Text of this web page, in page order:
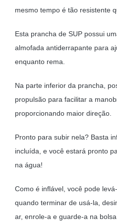
mesmo tempo é tão resistente
Esta prancha de SUP possui
almofada antiderrapante para
enquanto rema.
Na parte inferior da prancha,
propulsão para facilitar a
proporcionando maior direção.
Pronto para subir nela? Basta
incluída, e você estará pronto
na água!
Como é inflável, você pode
quando terminar de usá-la,
ar, enrole-a e guarde-a na